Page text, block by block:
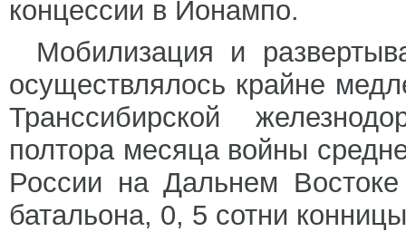
концессии в Ионампо.
Мобилизация и
осуществлялось крайне
Транссибирской
полтора месяца войны
России на Дальнем Востоке
батальона, 0, 5 сотни